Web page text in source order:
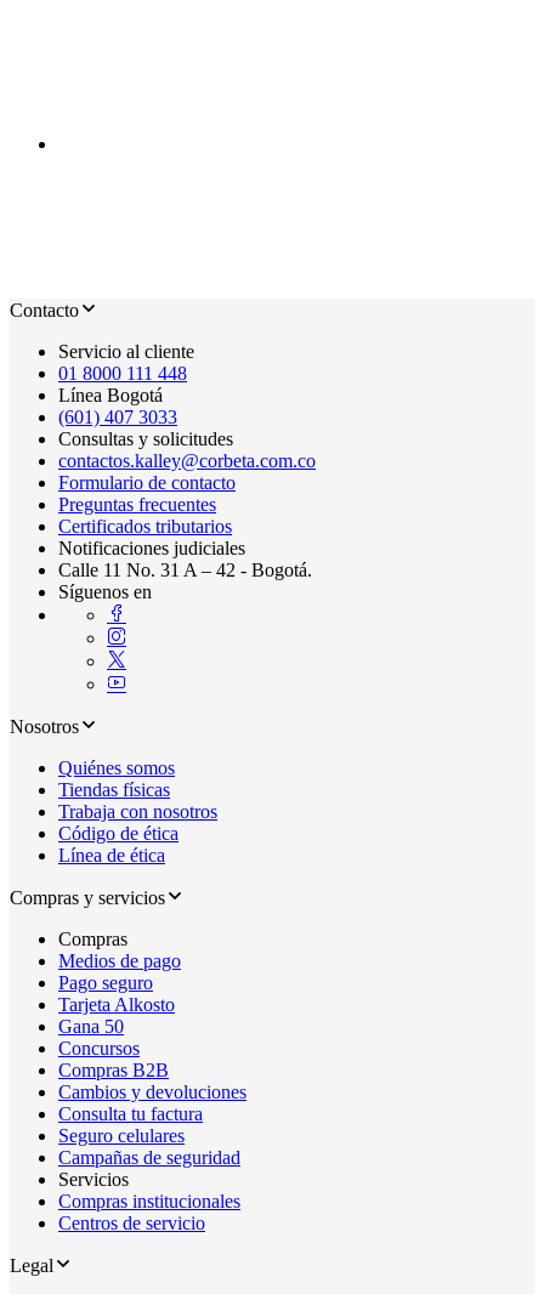
Contacto
Servicio al cliente
01 8000 111 448
Línea Bogotá
(601) 407 3033
Consultas y solicitudes
contactos.kalley@corbeta.com.co
Formulario de contacto
Preguntas frecuentes
Certificados tributarios
Notificaciones judiciales
Calle 11 No. 31 A – 42 - Bogotá.
Síguenos en
Nosotros
Quiénes somos
Tiendas físicas
Trabaja con nosotros
Código de ética
Línea de ética
Compras y servicios
Compras
Medios de pago
Pago seguro
Tarjeta Alkosto
Gana 50
Concursos
Compras B2B
Cambios y devoluciones
Consulta tu factura
Seguro celulares
Campañas de seguridad
Servicios
Compras institucionales
Centros de servicio
Legal